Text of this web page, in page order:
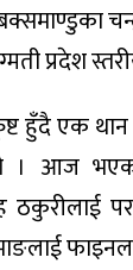
प्रदेश
हुँदै एक
। आज